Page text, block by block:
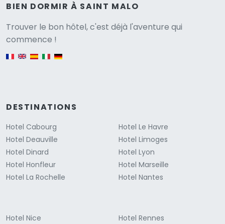
BIEN DORMIR À SAINT MALO
Trouver le bon hôtel, c'est déjà l'aventure qui
commence !
English version
DESTINATIONS
Hotel Cabourg
Hotel Deauville
Hotel Dinard
Hotel Honfleur
Hotel La Rochelle
Hotel Le Havre
Hotel Limoges
Hotel Lyon
Hotel Marseille
Hotel Nantes
Hotel Nice Hotel Rennes